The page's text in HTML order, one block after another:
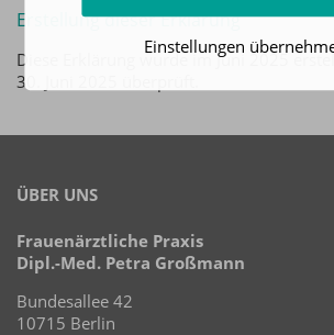
Erstellung dieser Erklärung
Diese Erklärung wurde im Juni 2025
30. Juni 2025 überprüft.
ÜBER UNS
Frauenärztliche Praxis
Dipl.-Med. Petra Großmann
Bundesallee 42
10715 Berlin
Einstellungen